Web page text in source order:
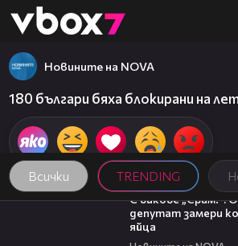
👾
Всички TRENDING
Новините на NOVA
180 българи бяха блокирани на
01:24
С викове „Срам!“:
депутат замери
яйца